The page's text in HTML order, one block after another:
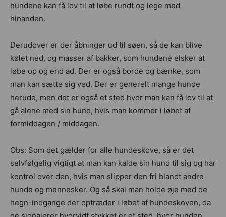
hundene kan få lov til at løbe rundt og lege med
hinanden.
Derudover er der åbninger ud til søen, så de kan blive
kølet ned, og masser af bakker, som hundene elsker at
løbe op og end ad. Der er også borde og bænke, som
man kan sætte sig ved. Der er generelt mange hunde
herude, men det er også et sted hvor man kan få lov til at
gå alene med sin hund, hvis man kommer i løbet af
formiddagen / middagen.
Obs: Som det gælder for alle hundeskove, så er det
selvfølgelig vigtigt at man kan kalde sin hund til sig og har
kontrol over den, hvis man slipper den fri blandt andre
hunde og mennesker. Og så skal man holde øje med de
hegn-indgange der optræder i løbet af hundeskoven, da